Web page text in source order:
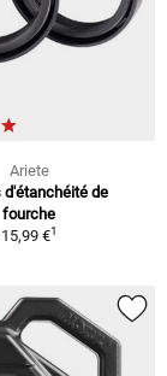
Ariete
d'étanchéité de
fourche
15,99 €1